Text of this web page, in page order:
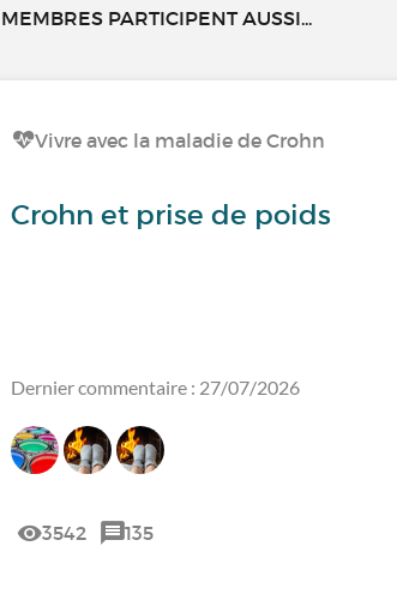
PARTICIPENT AUSSI...
Vivre avec la maladie de Crohn
Crohn et prise de poids
Dernier commentaire : 27/07/2026
3542 135